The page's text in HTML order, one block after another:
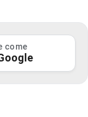
come